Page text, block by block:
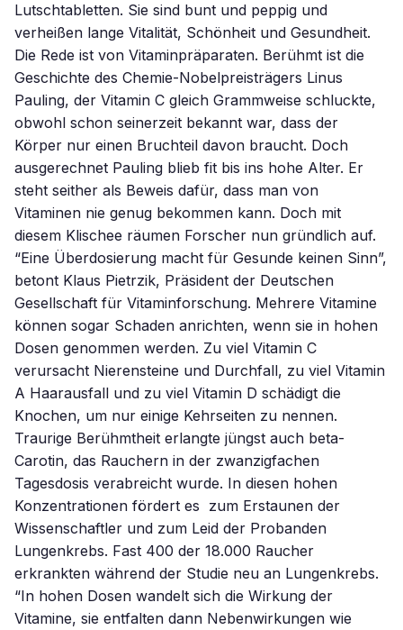
Lutschtabletten. Sie sind bunt und peppig und
verheißen lange Vitalität, Schönheit und Gesundheit.
Die Rede ist von Vitaminpräparaten. Berühmt ist die
Geschichte des Chemie-Nobelpreisträgers Linus
Pauling, der Vitamin C gleich Grammweise schluckte,
obwohl schon seinerzeit bekannt war, dass der
Körper nur einen Bruchteil davon braucht. Doch
ausgerechnet Pauling blieb fit bis ins hohe Alter. Er
steht seither als Beweis dafür, dass man von
Vitaminen nie genug bekommen kann. Doch mit
diesem Klischee räumen Forscher nun gründlich auf.
“Eine Überdosierung macht für Gesunde keinen Sinn”,
betont Klaus Pietrzik, Präsident der Deutschen
Gesellschaft für Vitaminforschung. Mehrere Vitamine
können sogar Schaden anrichten, wenn sie in hohen
Dosen genommen werden. Zu viel Vitamin C
verursacht Nierensteine und Durchfall, zu viel Vitamin
A Haarausfall und zu viel Vitamin D schädigt die
Knochen, um nur einige Kehrseiten zu nennen.
Traurige Berühmtheit erlangte jüngst auch beta-
Carotin, das Rauchern in der zwanzigfachen
Tagesdosis verabreicht wurde. In diesen hohen
Konzentrationen fördert es  zum Erstaunen der
Wissenschaftler und zum Leid der Probanden 
Lungenkrebs. Fast 400 der 18.000 Raucher
erkrankten während der Studie neu an Lungenkrebs.
“In hohen Dosen wandelt sich die Wirkung der
Vitamine, sie entfalten dann Nebenwirkungen wie